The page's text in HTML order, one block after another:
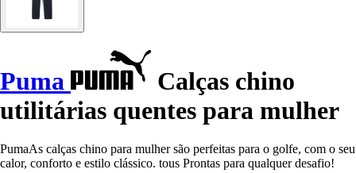
Puma
Calças chino
utilitárias quentes para mulher
PumaAs calças chino para mulher são perfeitas para o golfe, com o seu
calor, conforto e estilo clássico. tous Prontas para qualquer desafio!